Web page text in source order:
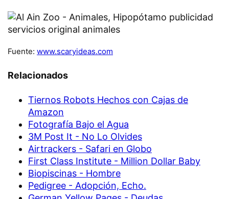
Fuente: www.scaryideas.com
Relacionados
Tiernos Robots Hechos con Cajas de
Amazon
Fotografía Bajo el Agua
3M Post It - No Lo Olvides
Airtrackers - Safari en Globo
First Class Institute - Million Dollar Baby
Biopiscinas - Hombre
Pedigree - Adopción, Echo.